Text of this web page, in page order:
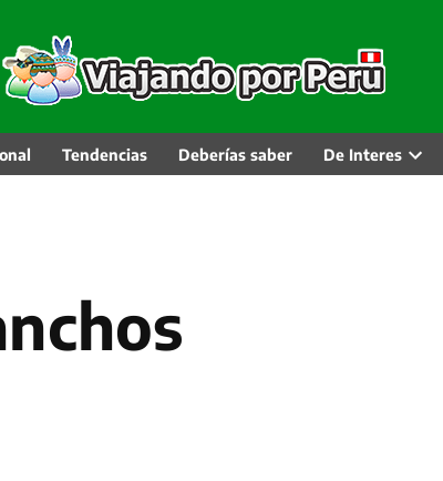
Tendencias Deberías saber De Interes